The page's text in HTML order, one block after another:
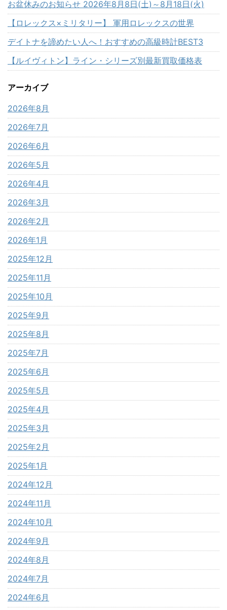
お盆休みのお知らせ 2026年8月8日(土)～8月18日(火)
【ロレックス×ミリタリー】 軍用ロレックスの世界
デイトナを諦めたい人へ！おすすめの高級時計BEST3
【ルイヴィトン】ライン・シリーズ別最新買取価格表
アーカイブ
2026年8月
2026年7月
2026年6月
2026年5月
2026年4月
2026年3月
2026年2月
2026年1月
2025年12月
2025年11月
2025年10月
2025年9月
2025年8月
2025年7月
2025年6月
2025年5月
2025年4月
2025年3月
2025年2月
2025年1月
2024年12月
2024年11月
2024年10月
2024年9月
2024年8月
2024年7月
2024年6月